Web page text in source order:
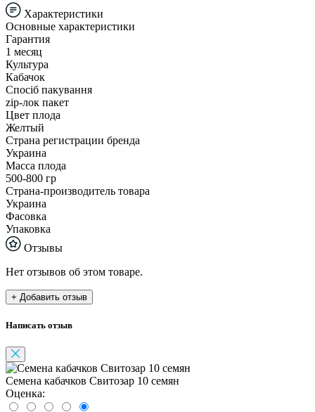
Характеристики
Основные характеристики
Гарантия
1 месяц
Культура
Кабачок
Спосіб пакування
zip-лок пакет
Цвет плода
Желтый
Страна регистрации бренда
Украина
Масса плода
500-800 гр
Страна-производитель товара
Украина
Фасовка
Упаковка
Отзывы
Нет отзывов об этом товаре.
+ Добавить отзыв
Написать отзыв
Семена кабачков Свитозар 10 семян
Оценка: